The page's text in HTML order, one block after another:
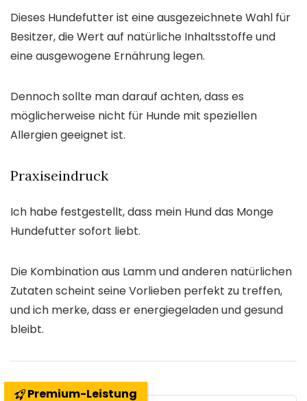
Dieses Hundefutter ist eine ausgezeichnete Wahl für
Besitzer, die Wert auf natürliche Inhaltsstoffe und
eine ausgewogene Ernährung legen.
Dennoch sollte man darauf achten, dass es
möglicherweise nicht für Hunde mit speziellen
Allergien geeignet ist.
Praxiseindruck
Ich habe festgestellt, dass mein Hund das Monge
Hundefutter sofort liebt.
Die Kombination aus Lamm und anderen natürlichen
Zutaten scheint seine Vorlieben perfekt zu treffen,
und ich merke, dass er energiegeladen und gesund
bleibt.
Premium-Leistung